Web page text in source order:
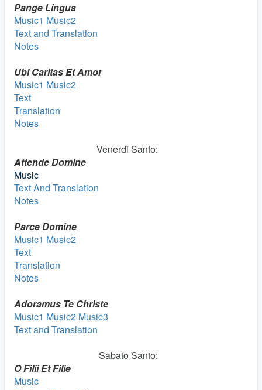
Pange Lingua
Music1 Music2
Text and Translation
Notes
Ubi Caritas Et Amor
Music1 Music2
Text
Translation
Notes
Venerdi Santo:
Attende Domine
Music
Text And Translation
Notes
Parce Domine
Music1 Music2
Text
Translation
Notes
Adoramus Te Christe
Music1 Music2 Music3
Text and Translation
Sabato Santo:
O Filii Et Filie
Music